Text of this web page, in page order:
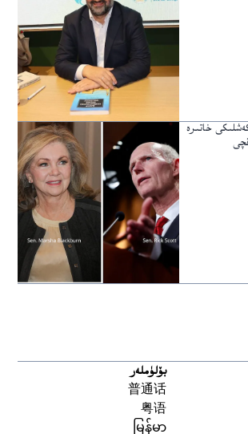
خاتىرە
بۆلۈملەر
普通话
粤语
မြန်မာ